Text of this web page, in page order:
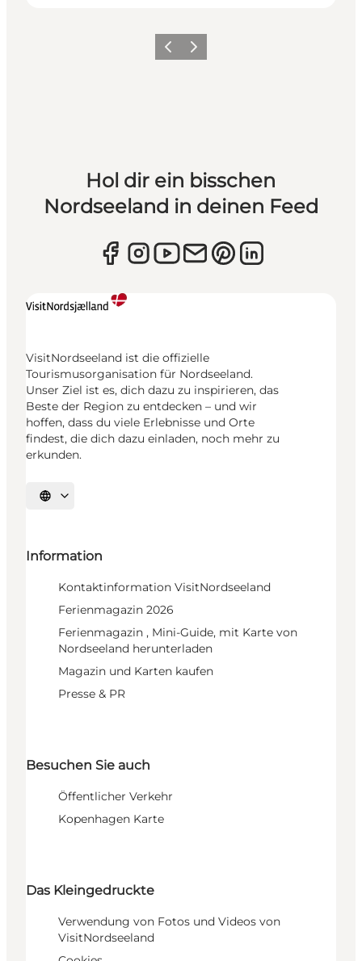
ZurückWeiter
Hol dir ein bisschen
Nordseeland in deinen Feed
VisitNordseeland ist die offizielle
Tourismusorganisation für Nordseeland.
Unser Ziel ist es, dich dazu zu inspirieren, das
Beste der Region zu entdecken – und wir
hoffen, dass du viele Erlebnisse und Orte
findest, die dich dazu einladen, noch mehr zu
erkunden.
Sprache auswählen
Information
Kontaktinformation VisitNordseeland
Ferienmagazin 2026
Ferienmagazin , Mini-Guide, mit Karte von
Nordseeland herunterladen
Magazin und Karten kaufen
Presse & PR
Besuchen Sie auch
Öffentlicher Verkehr
Kopenhagen Karte
Das Kleingedruckte
Verwendung von Fotos und Videos von
VisitNordseeland